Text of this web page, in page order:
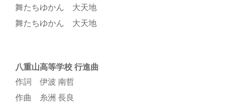
舞たちゆかん 大天地
舞たちゆかん 大天地
八重山高等学校 行進曲
作詞 伊波 南哲
作曲 糸洲 長良